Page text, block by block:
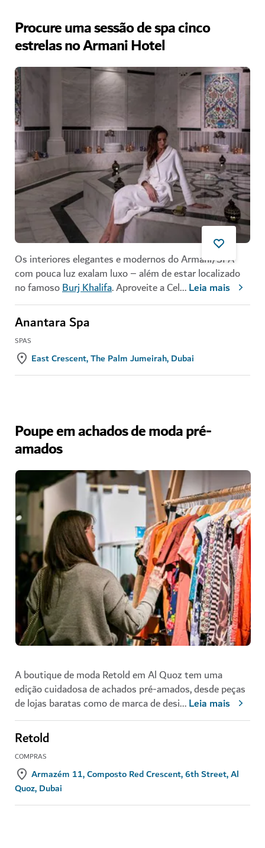
Procure uma sessão de spa cinco
estrelas no Armani Hotel
Os interiores elegantes e modernos do Armani/SPA
com pouca luz exalam luxo – além de estar localizado
no famosoBurj Khalifa. Aproveite a Cel...Leia mais
Anantara Spa
SPAS
East Crescent, The Palm Jumeirah, Dubai
Poupe em achados de moda pré-
amados
A boutique de moda Retold em Al Quoz tem uma
edição cuidadosa de achados pré-amados, desde peças
de lojas baratas como de marca de desi...Leia mais
Retold
COMPRAS
Armazém 11, Composto Red Crescent, 6th Street, Al
Quoz, Dubai